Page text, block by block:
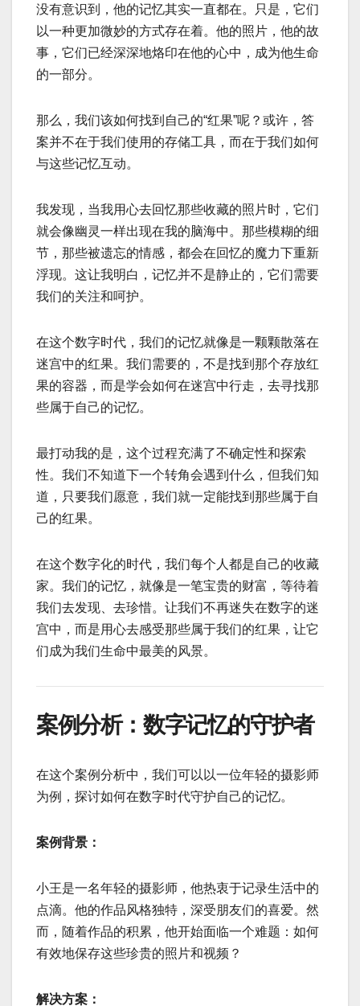
没有意识到，他的记忆其实一直都在。只是，它们
以一种更加微妙的方式存在着。他的照片，他的故
事，它们已经深深地烙印在他的心中，成为他生命
的一部分。
那么，我们该如何找到自己的“红果”呢？或许，答
案并不在于我们使用的存储工具，而在于我们如何
与这些记忆互动。
我发现，当我用心去回忆那些收藏的照片时，它们
就会像幽灵一样出现在我的脑海中。那些模糊的细
节，那些被遗忘的情感，都会在回忆的魔力下重新
浮现。这让我明白，记忆并不是静止的，它们需要
我们的关注和呵护。
在这个数字时代，我们的记忆就像是一颗颗散落在
迷宫中的红果。我们需要的，不是找到那个存放红
果的容器，而是学会如何在迷宫中行走，去寻找那
些属于自己的记忆。
最打动我的是，这个过程充满了不确定性和探索
性。我们不知道下一个转角会遇到什么，但我们知
道，只要我们愿意，我们就一定能找到那些属于自
己的红果。
在这个数字化的时代，我们每个人都是自己的收藏
家。我们的记忆，就像是一笔宝贵的财富，等待着
我们去发现、去珍惜。让我们不再迷失在数字的迷
宫中，而是用心去感受那些属于我们的红果，让它
们成为我们生命中最美的风景。
案例分析：数字记忆的守护者
在这个案例分析中，我们可以以一位年轻的摄影师
为例，探讨如何在数字时代守护自己的记忆。
案例背景：
小王是一名年轻的摄影师，他热衷于记录生活中的
点滴。他的作品风格独特，深受朋友们的喜爱。然
而，随着作品的积累，他开始面临一个难题：如何
有效地保存这些珍贵的照片和视频？
解决方案：